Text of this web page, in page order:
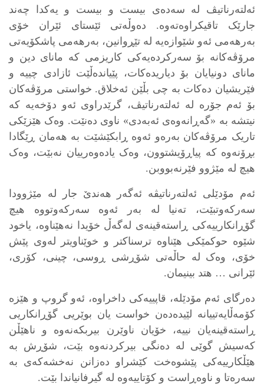
ئەلتەرناتیڤ لە سەدەی بیست و بیست و یەکدا چەند
جارێک تاقیکراوەتەوە. دەوڵەتی ئێستای ئێران خۆی
بەرهەمی ئەو شێوازەیە لە تێڕوانین، بەرهەمی پاشکۆیەتی
مرۆڤەکانە بۆ سەرکردەیەکی کاریزمی کە مانای دین و
مانای دونیایان بۆ دیاریدەکات، پێیاندەڵێت ئازادی چییە و
فێریشیان دەکات بە چی بڵێن ئەخلاق. خواستی مرۆڤەکان
بۆ ئەم جۆرە لە ئەلتەرناتیڤ، گرێدراوی ئەو دۆخەیە کە
نیتشە بە «گەڕانەوەی ئەبەدی» ناوی دەنێت. وەک هێزێکی
تاریک مرۆڤەکان بەرەو ئەوە ڕابکێشێت بە هەمان ڕێگادا
بڕۆنەوە کە پیاڕۆیشتوون، وەک یادەوەرییان نەبێت، وەک
هیچ لە مێژوو فێرنەبووبن.
ئەم مۆدێلی ئەلتەرناتیڤە ئەگەر هەندێ جار لە مێژوودا
سەرکەوتبێت، تەنیا لە بەر ئەوە سەرکەوتووە هیچ
گۆڕانکارییەکی ڕاستەقینەی لەگەڵ خۆیدا نەهێناوە، یاخود
شێوە حوکمێکی هێناوە ترسناکتر و خوێناویتر لەوی پێش
خۆی، وەک لە حاڵەتی شۆڕشی ڕوسی، چینی، کۆری،
ئێرانی … هتد بینیمان.
دەرگای ئەم مۆدێلە، قاپییەکی داخراوە، ئەو گروپ و هێزە
کۆمەڵایەتییانە لێیدەدەن خواست یان بوێریی گۆڕانکاریی
ڕاستەقینەیان نییە، خۆیان ناوێرن بیربکەنەوە و ناهێڵن
کەسیش گوێی لە ده‌نگی بیرکردنەوە بێت، شۆڕش بە
هێڵکارییەکی پێشوەخت کێشراو دەزانن نەخشەکەی بە
سەرەتا و ناوەڕاست و کۆتاییەوە لە گیرفانیاندا بێت.